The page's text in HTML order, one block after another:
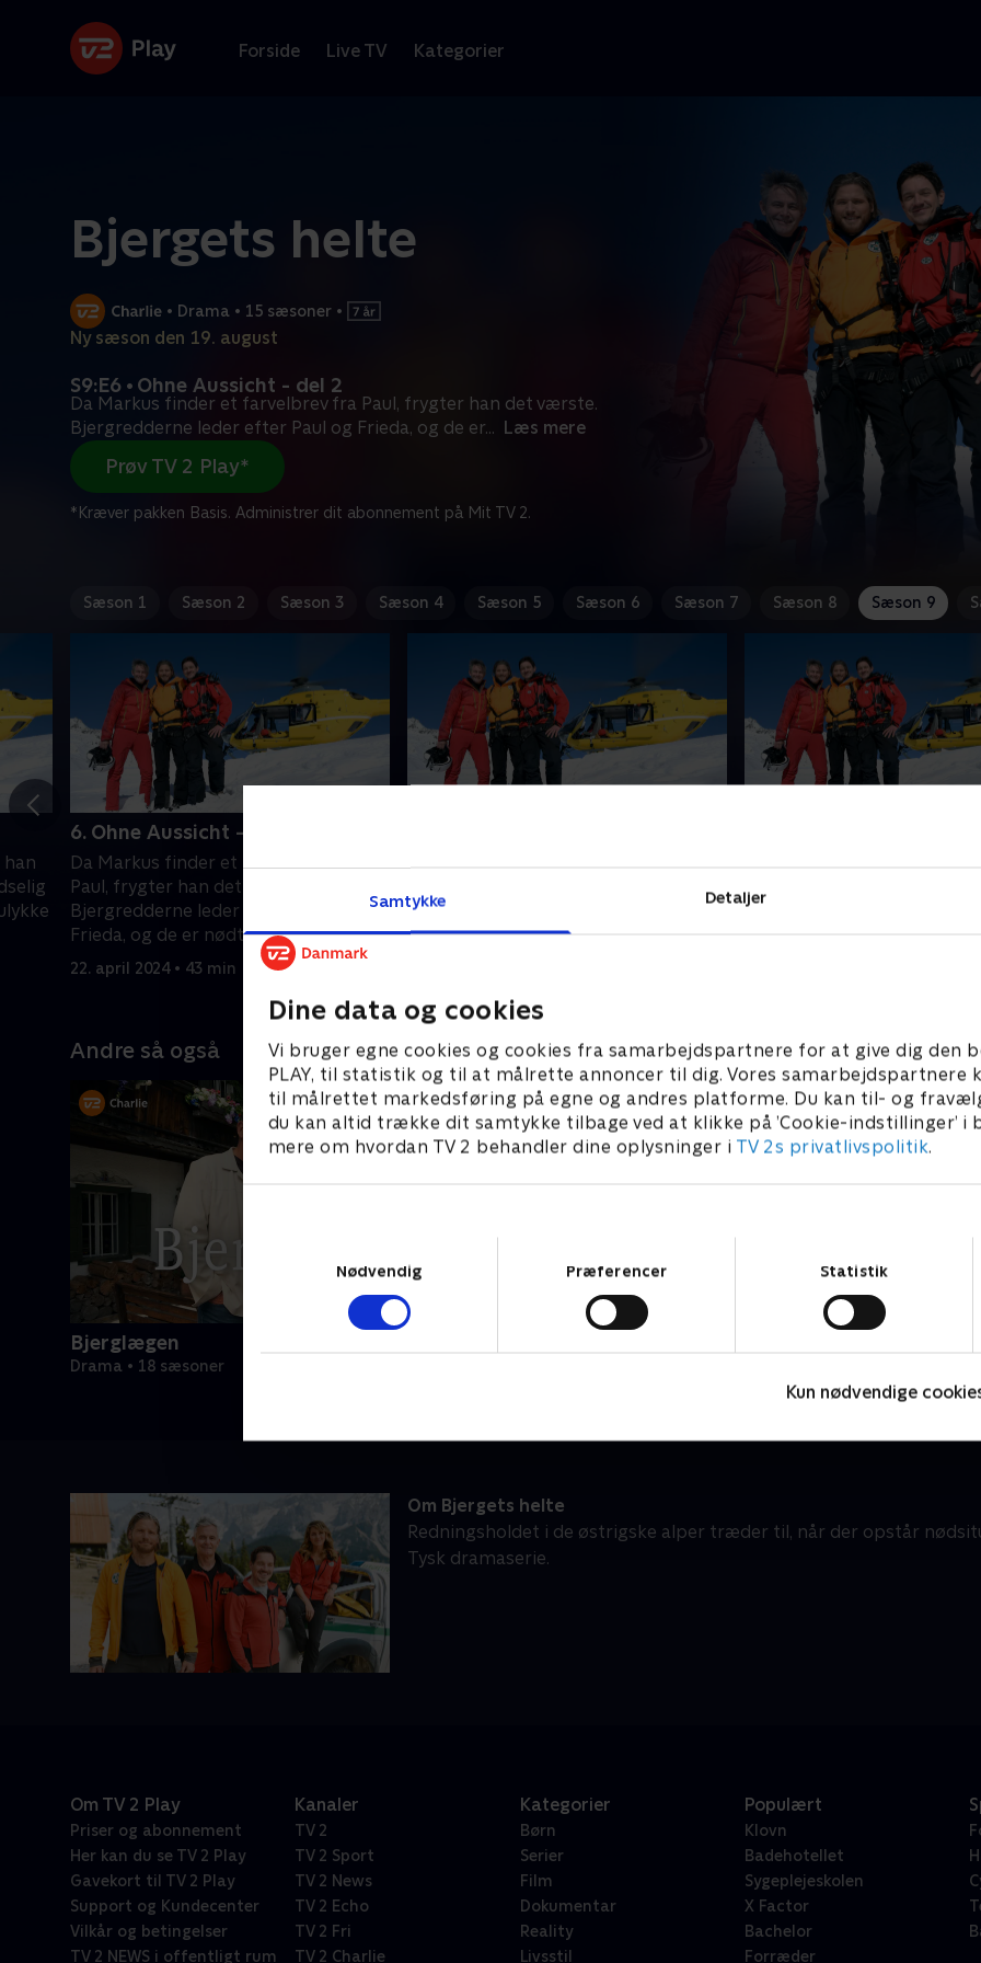
Samtykke Detaljer
Dine data og cookies
Vi bruger egne cookies og cookies fra samarbejdspartnere for at give dig den
PLAY, til statistik og til at målrette annoncer til dig. Vores samarbejdspartnere
til målrettet markedsføring på egne og andres platforme. Du kan til- og
du kan altid trække dit samtykke tilbage ved at klikke på ’Cookie-indstillinger’ i
mere om hvordan TV 2 behandler dine oplysninger i TV 2s privatlivspolitik.
Nødvendig
Præferencer Statistik
Kun nødvendige
Forside Live TV Kategorier
Bjergets helte
• Drama • 15 sæsoner •
Ny sæson den 19. august
S9:E6 • Ohne Aussicht - del 2
Da Markus finder et farvelbrev fra Paul, frygter han det værste.
Bjergredderne leder efter Paul og Frieda, og de er... Læs mere
Prøv TV 2 Play*
*Kræver pakken Basis. Administrer dit abonnement på Mit TV 2.
Sæson 1 Sæson 2 Sæson 3 Sæson 4 Sæson 5 Sæson 6 Sæson 7 Sæson 8 Sæson 9
6. Ohne Aussicht - del 2
Da Markus finder et farvelbrev fra
Paul, frygter han det værste.
Bjergredderne leder efter Paul og
Frieda, og de er nødt til at skynde sig.
22. april 2024 • 43 min
Markus’ plejedatter, Mia, har fundet
Ved et tilfælde overhører Max sin mor
tale med en fremmed kvinde.
at paraglide ned til Max’
men deres plan ender galt. I
Andre så også
Bjerglægen
Drama • 18 sæsoner
Om Bjergets helte
Redningsholdet i de østrigske alper træder til, når der opstår
Tysk dramaserie.
Om TV 2 Play
Priser og abonnement
Her kan du se TV 2 Play
Gavekort til TV 2 Play
Support og Kundecenter
Vilkår og betingelser
TV 2 NEWS i offentligt rum
Kanaler
TV 2
TV 2 Sport
TV 2 News
TV 2 Echo
TV 2 Fri
TV 2 Charlie
Kategorier
Børn
Serier
Film
Dokumentar
Reality
Livsstil
Populært
Klovn
Badehotellet
Sygeplejeskolen
X Factor
Bachelor
Forræder